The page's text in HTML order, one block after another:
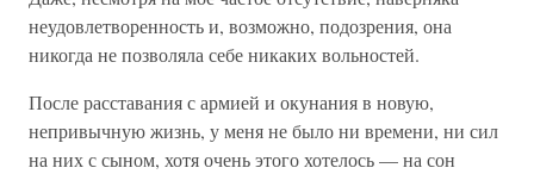
неудовлетворенность и, возможно, подозрения, она
никогда не позволяла себе никаких вольностей.
После расставания с армией и окунания в новую,
непривычную жизнь, у меня не было ни времени, ни сил
на них с сыном, хотя очень этого хотелось — на сон